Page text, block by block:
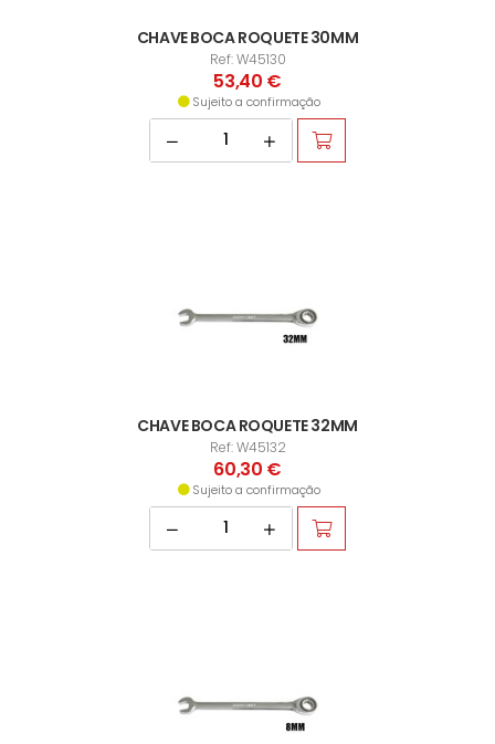
CHAVE BOCA ROQUETE 30MM
Ref: W45130
53,40 €
Sujeito a confirmação
CHAVE BOCA ROQUETE 32MM
Ref: W45132
60,30 €
Sujeito a confirmação